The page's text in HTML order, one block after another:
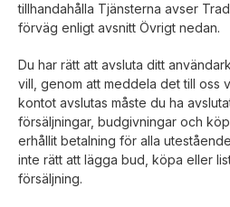
tillhandahålla Tjänsterna avser
förväg enligt avsnitt Övrigt nedan.
Du har rätt att avsluta ditt
vill, genom att meddela det till oss
kontot avslutas måste du ha
försäljningar, budgivningar och
erhållit betalning för alla
inte rätt att lägga bud, köpa eller
försäljning.